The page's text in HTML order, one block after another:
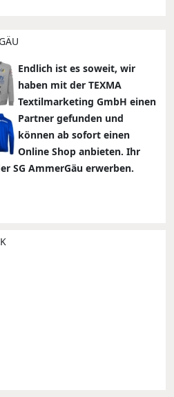
Endlich ist es soweit, wir
haben mit der TEXMA
Textilmarketing GmbH einen
Partner gefunden und
können ab sofort einen
Online Shop anbieten. Ihr
SG AmmerGäu erwerben.